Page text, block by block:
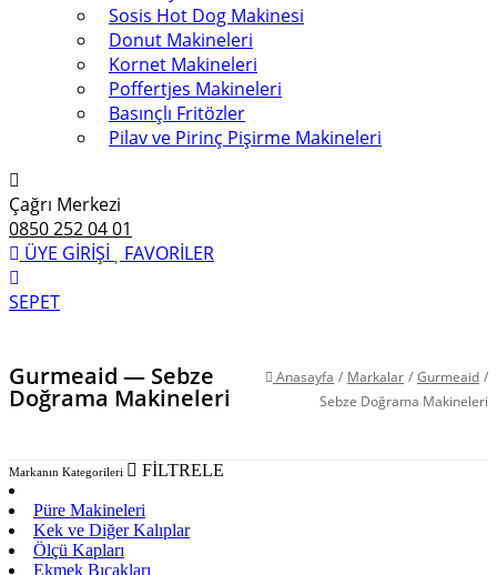
Sosis Hot Dog Makinesi
Donut Makineleri
Kornet Makineleri
Poffertjes Makineleri
Basınçlı Fritözler
Pilav ve Pirinç Pişirme Makineleri
Çağrı Merkezi
0850 252 04 01
ÜYE GİRİŞİ
FAVORİLER
SEPET
Gurmeaid — Sebze
Doğrama Makineleri
Anasayfa / Markalar / Gurmeaid /
Sebze Doğrama Makineleri
Markanın Kategorileri
FİLTRELE
Püre Makineleri
Kek ve Diğer Kalıplar
Ölçü Kapları
Ekmek Bıçakları